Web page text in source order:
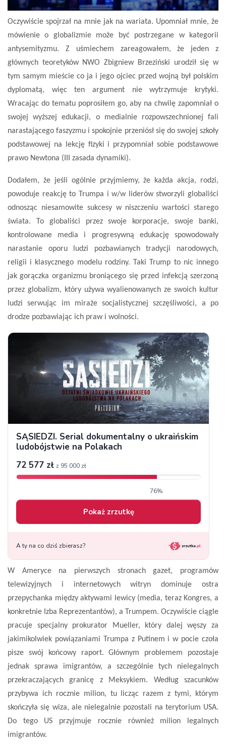
Oczywiście spojrzał na mnie jak na wariata. Upomniał mnie, że
mówienie o globalizmie może być postrzegane w kategorii
antysemityzmu. Z uśmiechem zareagowałem, że jeden z
głównych teoretyków NWO Zbigniew Brzeziński urodził się w
tym samym mieście co ja i jego ojciec przed wojną był polskim
dyplomatą, więc ten argument nie wytrzymuje krytyki.
Wracając do tematu poprosiłem go, aby na chwilę zapomniał o
swojej wyższej edukacji, o medialnie rozpowszechnionej fali
narastającego faszyzmu i spokojnie przeniósł się do swojej szkoły
podstawowej na lekcję fizyki i przypomniał sobie podstawowe
prawo Newtona (III zasada dynamiki).
Dodałem, że jeśli ogólnie przyjmiemy, że każda akcja, rodzi,
powoduje reakcję to Trumpa i w/w liderów stworzyli globaliści
odnosząc niesamowite sukcesy w niszczeniu wartości starego
świata. To globaliści przez swoje korporacje, swoje banki,
kontrolowane media i progresywną edukację spowodowały
narastanie oporu ludzi pozbawianych tradycji narodowych,
religii i klasycznego modelu rodziny. Taki Trump to nic innego
jak gorączka organizmu broniącego się przed infekcją szerzoną
przez globalizm, który używa wyalienowanych ze swoich kultur
ludzi serwując im miraże socjalistycznej szczęśliwości, a po
drodze pozbawiając ich praw i wolności.
W Ameryce na pierwszych stronach gazet, programów
telewizyjnych i internetowych witryn dominuje ostra
przepychanka między aktywami lewicy (media, teraz Kongres, a
konkretnie Izba Reprezentantów), a Trumpem. Oczywiście ciągle
pracuje specjalny prokurator Mueller, który dalej węszy za
jakimikolwiek powiązaniami Trumpa z Putinem i w pocie czoła
pisze swój końcowy raport. Głównym problemem pozostaje
jednak sprawa imigrantów, a szczególnie tych nielegalnych
przekraczających granicę z Meksykiem. Według szacunków
przybywa ich rocznie milion, tu licząc razem z tymi, którym
skończyła się wiza, ale nielegalnie pozostali na terytorium USA.
Do tego US przyjmuje rocznie również milion legalnych
imigrantów.